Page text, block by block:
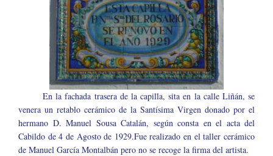
En la fachada trasera de la capilla, sita en la calle Liñán, se
venera un retablo cerámico de la Santísima Virgen donado por el
hermano D. Manuel Sousa Catalán, según consta en el acta del
Cabildo de 4 de Agosto de 1929.Fue realizado en el taller cerámico
de Manuel García Montalbán pero no se recoge la firma del artista.